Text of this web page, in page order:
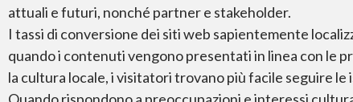
attuali e futuri, nonché partner e stakeholder.
I tassi di conversione dei siti web sapientemente
quando i contenuti vengono presentati in linea con le
la cultura locale, i visitatori trovano più facile seguire